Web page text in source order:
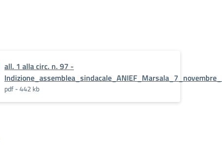
all. 1 alla circ. n. 97 -
pdf - 442 kb